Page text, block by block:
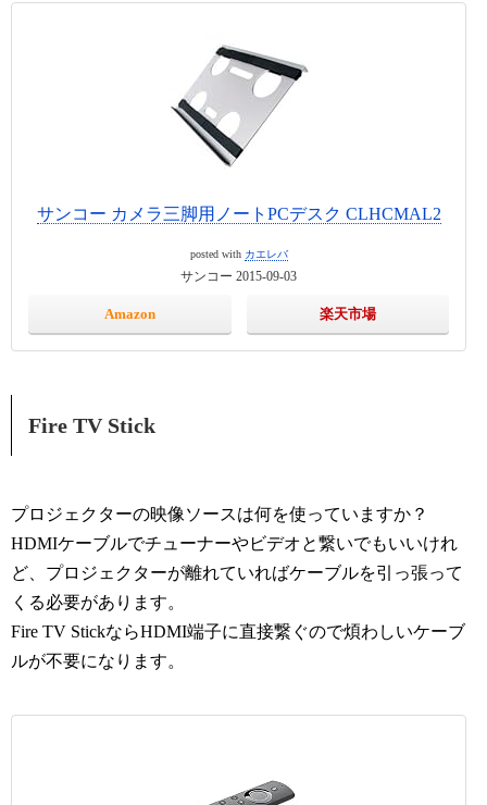
サンコー カメラ三脚用ノートPCデスク CLHCMAL2
posted with カエレバ
サンコー 2015-09-03
Amazon 楽天市場
Fire TV Stick
プロジェクターの映像ソースは何を使っていますか？
HDMIケーブルでチューナーやビデオと繋いでもいいけれ
ど、プロジェクターが離れていればケーブルを引っ張って
くる必要があります。
Fire TV StickならHDMI端子に直接繋ぐので煩わしいケーブ
ルが不要になります。